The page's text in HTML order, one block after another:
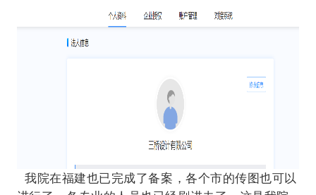
我院在福建也已完成了备案，各个市的传图也可以